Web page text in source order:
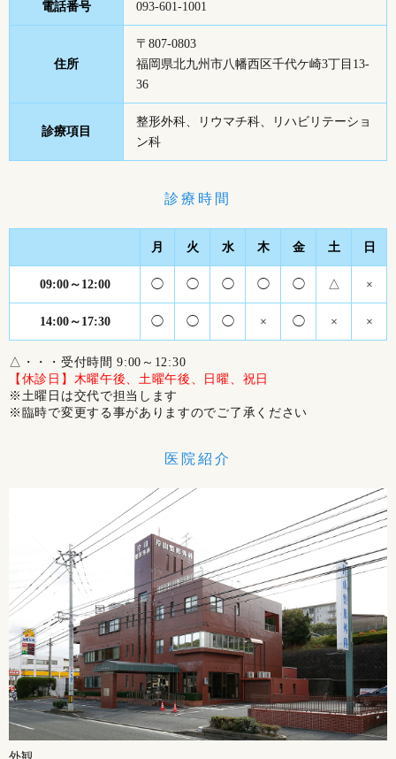
電話番号 093-601-1001
住所
〒807-0803
福岡県北九州市八幡西区千代ケ崎3丁目13-
36
診療項目
整形外科、リウマチ科、リハビリテーショ
ン科
診療時間
月 火 水 木 金 土 日
09:00～12:00 ◯ ◯ ◯ ◯ ◯ △ ×
14:00～17:30 ◯ ◯ ◯ × ◯ × ×
△・・・受付時間 9:00～12:30
【休診日】木曜午後、土曜午後、日曜、祝日
※土曜日は交代で担当します
※臨時で変更する事がありますのでご了承ください
医院紹介